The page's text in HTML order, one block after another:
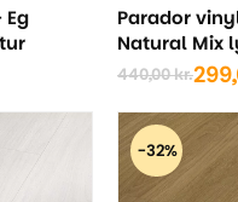
Parador
Natural Mix
440,00kr.
Den
pris
var:
440,00 kr..
Den
aktuelle
pris
er:
299,00 kr..
-32%